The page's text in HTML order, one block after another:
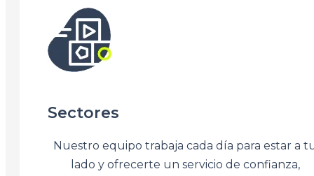
Sectores
Nuestro equipo trabaja cada día para estar a
lado y ofrecerte un servicio de confianza,